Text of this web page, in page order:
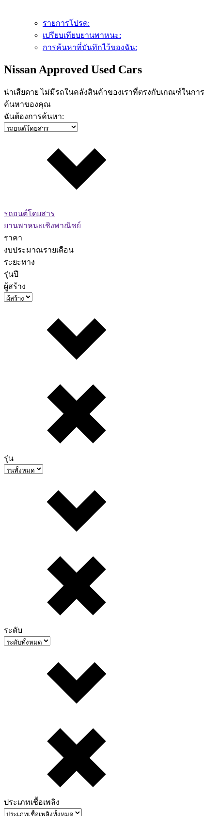
รายการโปรด:
เปรียบเทียบยานพาหนะ:
การค้นหาที่บันทึกไว้ของฉัน:
Nissan Approved Used Cars
น่าเสียดาย ไม่มีรถในคลังสินค้าของเราที่ตรงกับเกณฑ์ในการ
ค้นหาของคุณ
ฉันต้องการค้นหา:
รถยนต์โดยสาร
ยานพาหนะเชิงพาณิชย์
ราคา
งบประมาณรายเดือน
ระยะทาง
รุ่นปี
ผู้สร้าง
รุ่น
ระดับ
ประเภทเชื้อเพลิง